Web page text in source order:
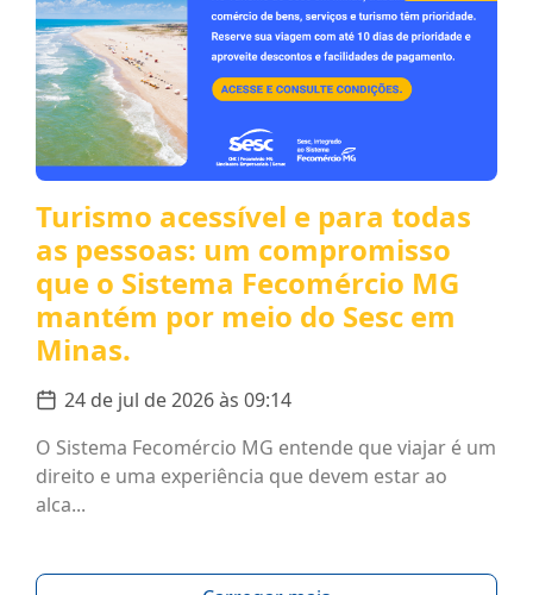
Turismo acessível e para todas
as pessoas: um compromisso
que o Sistema Fecomércio MG
mantém por meio do Sesc em
Minas.
24 de jul de 2026 às 09:14
O Sistema Fecomércio MG entende que viajar é um
direito e uma experiência que devem estar ao
alca...